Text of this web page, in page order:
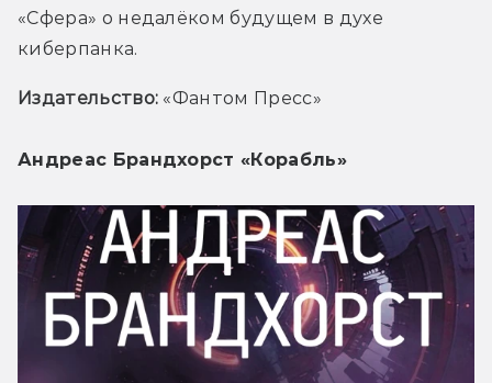
«Сфера» о недалёком будущем в духе
киберпанка.
Издательство: «Фантом Пресс»
Андреас Брандхорст «Корабль»